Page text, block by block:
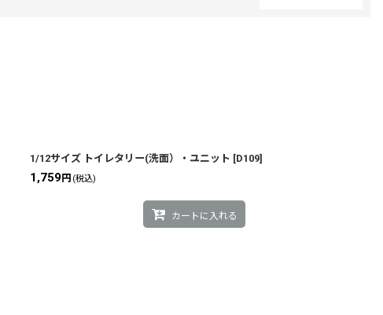
1/12サイズ トイレタリー(洗面）・ユニット [D109]
1,759円 (税込)
カートに入れる